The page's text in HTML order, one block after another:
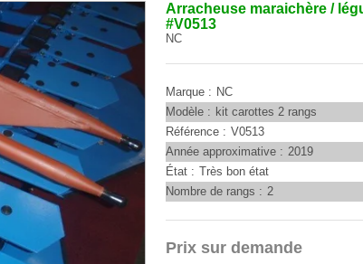
Arracheuse maraichère /
#V0513
NC
Prix sur demande
Marque
NC
Modèle
kit carottes 2 rangs
Référence
V0513
Année approximative
2019
État
Très bon état
Nombre de rangs
2